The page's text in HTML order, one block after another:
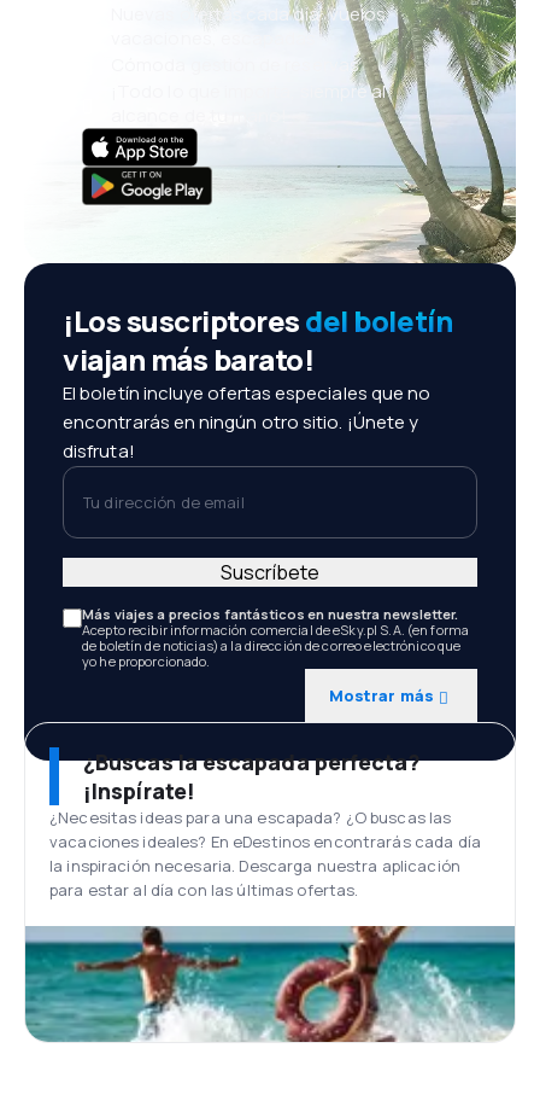
Nuevas ofertas cada día: vuelos,
vacaciones, escapadas
Cómoda gestión de reservas
¡Todo lo que importa, siempre al
¡Los suscriptoresdel boletín
viajan más barato!
El boletín incluye ofertas especiales que no
encontrarás en ningún otro sitio. ¡Únete y
disfruta!
Tu dirección de email
Más viajes a precios fantásticos en nuestra newsletter.
Acepto recibir información comercial de eSky.pl S.A. (en forma
de boletín de noticias) a la dirección de correo electrónico que
yo he proporcionado.
Mostrar más
Suscríbete
¿Buscas la escapada perfecta?
¡Inspírate!
¿Necesitas ideas para una escapada? ¿O buscas las
vacaciones ideales? En eDestinos encontrarás cada día
la inspiración necesaria. Descarga nuestra aplicación
para estar al día con las últimas ofertas.